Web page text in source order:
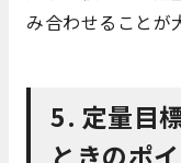
み合わせることが
5. 定量目
ときのポ